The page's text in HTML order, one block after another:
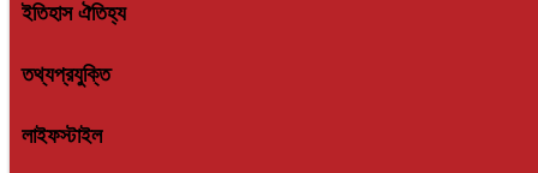
ইতিহাস ঐতিহ্য
তথ্যপ্রযুক্তি
লাইফস্টাইল